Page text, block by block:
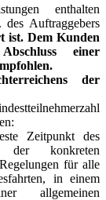
enthalten
Auftraggebers
ist. Dem Kunden
einer
der
Zeitpunkt des
konkreten
für alle
in einem
allgemeinen